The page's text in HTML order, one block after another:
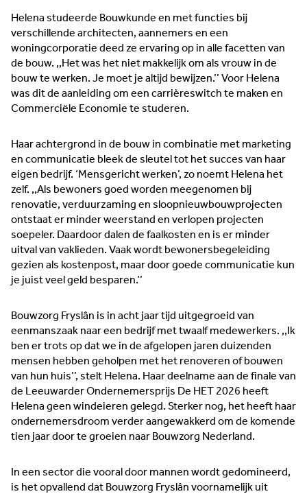
Helena studeerde Bouwkunde en met functies bij
verschillende architecten, aannemers en een
woningcorporatie deed ze ervaring op in alle facetten van
de bouw. ,,Het was het niet makkelijk om als vrouw in de
bouw te werken. Je moet je altijd bewijzen.’’ Voor Helena
was dit de aanleiding om een carrièreswitch te maken en
Commerciële Economie te studeren.
Haar achtergrond in de bouw in combinatie met marketing
en communicatie bleek de sleutel tot het succes van haar
eigen bedrijf. ‘Mensgericht werken’, zo noemt Helena het
zelf. ,,Als bewoners goed worden meegenomen bij
renovatie, verduurzaming en sloopnieuwbouwprojecten
ontstaat er minder weerstand en verlopen projecten
soepeler. Daardoor dalen de faalkosten en is er minder
uitval van vaklieden. Vaak wordt bewonersbegeleiding
gezien als kostenpost, maar door goede communicatie kun
je juist veel geld besparen.’’
Bouwzorg Fryslân is in acht jaar tijd uitgegroeid van
eenmanszaak naar een bedrijf met twaalf medewerkers. ,,Ik
ben er trots op dat we in de afgelopen jaren duizenden
mensen hebben geholpen met het renoveren of bouwen
van hun huis’’, stelt Helena. Haar deelname aan de finale van
de Leeuwarder Ondernemersprijs De HET 2026 heeft
Helena geen windeieren gelegd. Sterker nog, het heeft haar
ondernemersdroom verder aangewakkerd om de komende
tien jaar door te groeien naar Bouwzorg Nederland.
In een sector die vooral door mannen wordt gedomineerd,
is het opvallend dat Bouwzorg Fryslân voornamelijk uit
Horeca & Retail Watertech
Maakindustrie Innovatie
Duurzaam Food
Horeca &
Retail
‘It kin net’ komt niet in het woordenboek van Ester en
Remco van der Velde voor. De ondernemers van camping
en passantenhaven It Krúswetter in Easterlittens kijken
de toekomst. Duurzaamheid speelt daarbij een hoofdrol.